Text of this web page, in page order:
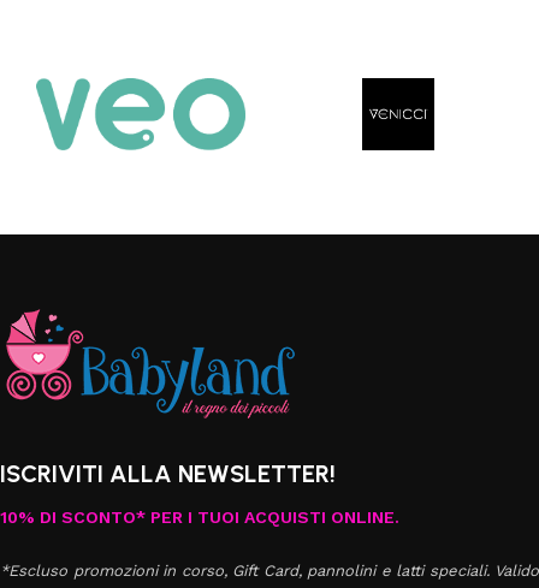
ISCRIVITI ALLA NEWSLETTER!
10% DI SCONTO* PER I TUOI ACQUISTI ONLINE.
*Escluso promozioni in corso, Gift Card, pannolini e latti speciali. Valido